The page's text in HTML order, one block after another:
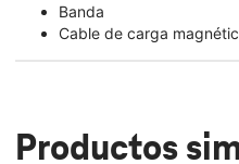
Banda
Cable de carga
Productos